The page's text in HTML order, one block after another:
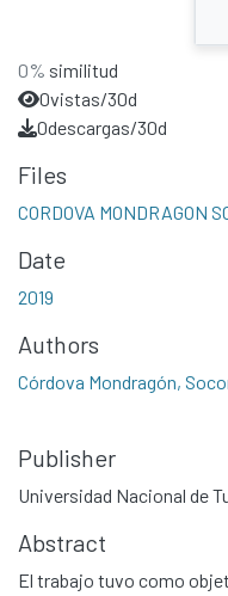
0% similitud
0vistas/30d
0descargas/30d
Files
CORDOVA MONDRAGON
Date
2019
Authors
Córdova Mondragón,
Publisher
Universidad Nacional de
Abstract
El trabajo tuvo como